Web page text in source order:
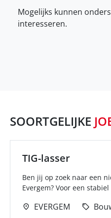
Mogelijks kunnen
interesseren.
SOORTGELIJKE
TIG-lasser
Ben jij op zoek naar een
Evergem? Voor een
EVERGEM